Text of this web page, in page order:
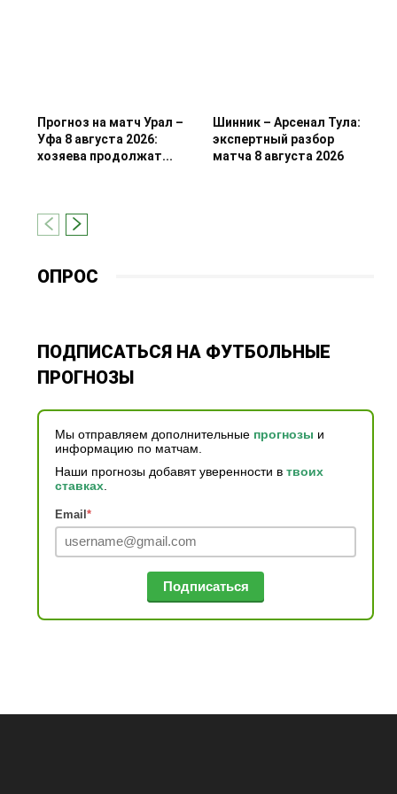
Прогноз на матч Урал –
Уфа 8 августа 2026:
хозяева продолжат...
Шинник – Арсенал Тула:
экспертный разбор
матча 8 августа 2026
ОПРОС
ПОДПИСАТЬСЯ НА ФУТБОЛЬНЫЕ
ПРОГНОЗЫ
Мы отправляем дополнительные прогнозы и
информацию по матчам.
Наши прогнозы добавят уверенности в твоих
ставках
Email*
Подписаться